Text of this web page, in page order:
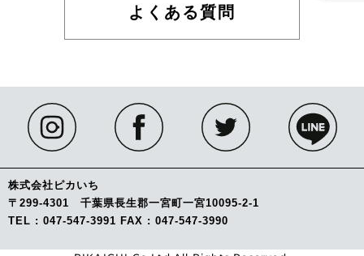
よくある質問
株式会社ピカいち
〒299-4301 千葉県長生郡一宮町一宮10095-2-1
TEL : 047-547-3991 FAX : 047-547-3990